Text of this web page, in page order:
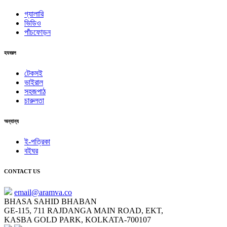
গ্যালারি
ভিডিও
পাঁচফোড়ন
হযবরল
টেকসই
ভাইরাল
সহজপাঠ
চারুলতা
অন্যান্য
ই-পত্রিকা
বইঘর
CONTACT US
email@aramva.co
BHASA SAHID BHABAN
GE-115, 711 RAJDANGA MAIN ROAD, EKT,
KASBA GOLD PARK, KOLKATA-700107